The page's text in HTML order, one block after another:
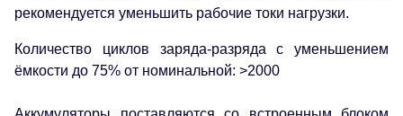
рекомендуется уменьшить рабочие токи нагрузки.
Количество циклов заряда-разряда с уменьшением
ёмкости до 75% от номинальной: >2000